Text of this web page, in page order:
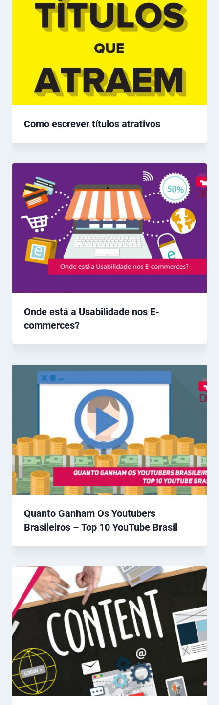
Como escrever títulos atrativos
Onde está a Usabilidade nos E-
commerces?
Quanto Ganham Os Youtubers
Brasileiros – Top 10 YouTube Brasil